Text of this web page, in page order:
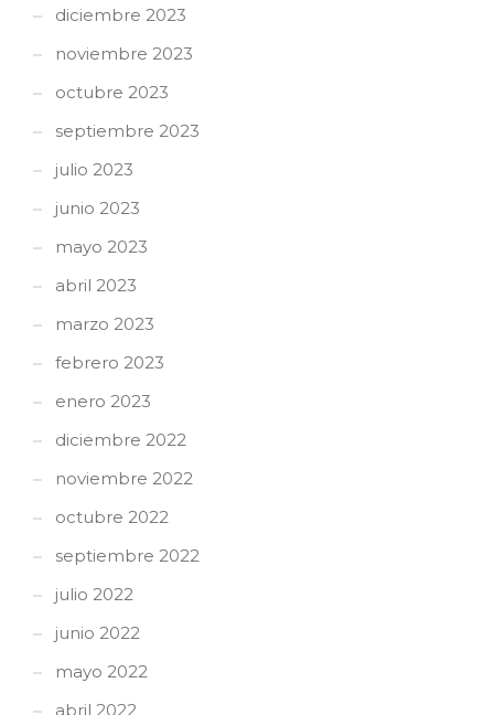
diciembre 2023
noviembre 2023
octubre 2023
septiembre 2023
julio 2023
junio 2023
mayo 2023
abril 2023
marzo 2023
febrero 2023
enero 2023
diciembre 2022
noviembre 2022
octubre 2022
septiembre 2022
julio 2022
junio 2022
mayo 2022
abril 2022